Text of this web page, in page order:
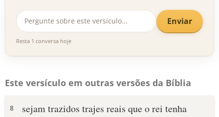
Enviar
Resta 1 conversa hoje
Este versículo em outras versões da Bíblia
8
sejam trazidos trajes reais que o rei tenha